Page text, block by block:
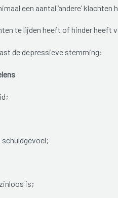
een aantal ‘andere’ klachten
te lijden heeft of hinder heeft
de depressieve stemming:
is;